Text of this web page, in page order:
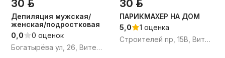
30 р.
Депиляция мужская/
женская/подростковая
0,0
0 оценок
Богатырёва ул, 26, Витебск, Витебская область
30 р.
ПАРИКМАХЕР НА ДОМ
5,0
1 оценка
Строителей пр, 15В, Витебск, Витебская область